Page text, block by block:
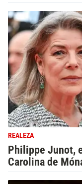
REALEZA
Philippe Junot,
Carolina de